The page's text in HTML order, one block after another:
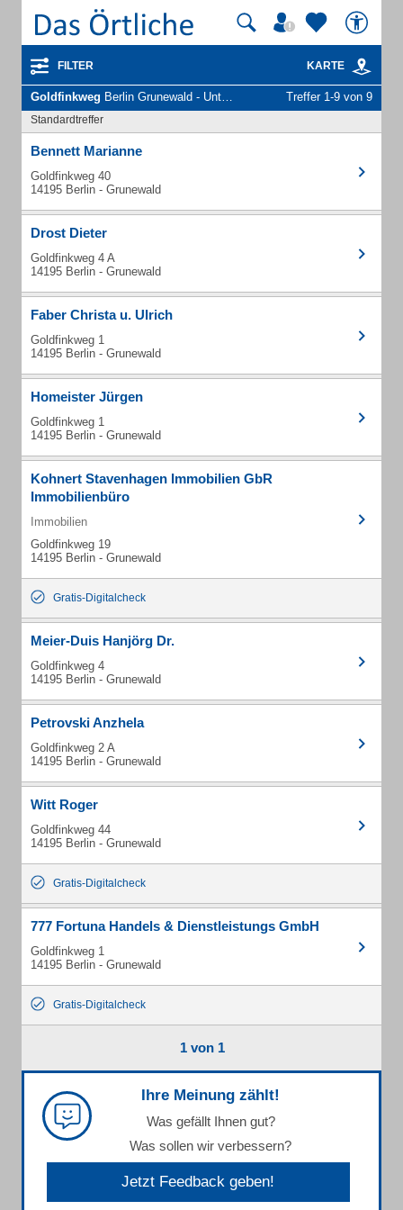
FILTER KARTE
Goldfinkweg Berlin Grunewald - Unternehmen und Personen Treffer 1-9 von 9
Standardtreffer
Bennett Marianne
Goldfinkweg 40
14195 Berlin - Grunewald
Drost Dieter
Goldfinkweg 4 A
14195 Berlin - Grunewald
Faber Christa u. Ulrich
Goldfinkweg 1
14195 Berlin - Grunewald
Homeister Jürgen
Goldfinkweg 1
14195 Berlin - Grunewald
Kohnert Stavenhagen Immobilien GbR
Immobilienbüro
Immobilien
Goldfinkweg 19
14195 Berlin - Grunewald
Gratis-Digitalcheck
Meier-Duis Hanjörg Dr.
Goldfinkweg 4
14195 Berlin - Grunewald
Petrovski Anzhela
Goldfinkweg 2 A
14195 Berlin - Grunewald
Witt Roger
Goldfinkweg 44
14195 Berlin - Grunewald
Gratis-Digitalcheck
777 Fortuna Handels & Dienstleistungs GmbH
Goldfinkweg 1
14195 Berlin - Grunewald
Gratis-Digitalcheck
1 von 1
Ihre Meinung zählt!
Was gefällt Ihnen gut?
Was sollen wir verbessern?
Jetzt Feedback geben!